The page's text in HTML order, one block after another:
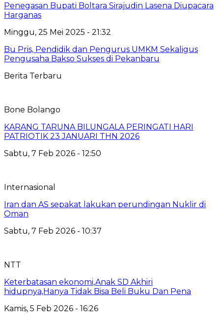
Penegasan Bupati Boltara Sirajudin Lasena Diupacara
Harganas
Minggu, 25 Mei 2025 - 21:32
Bu Pris, Pendidik dan Pengurus UMKM Sekaligus
Pengusaha Bakso Sukses di Pekanbaru
Berita Terbaru
Bone Bolango
KARANG TARUNA BILUNGALA PERINGATI HARI
PATRIOTIK 23 JANUARI THN 2026
Sabtu, 7 Feb 2026 - 12:50
Internasional
Iran dan AS sepakat lakukan perundingan Nuklir di
Oman
Sabtu, 7 Feb 2026 - 10:37
NTT
Keterbatasan ekonomi,Anak SD Akhiri
hidupnya,Hanya Tidak Bisa Beli Buku Dan Pena
Kamis, 5 Feb 2026 - 16:26